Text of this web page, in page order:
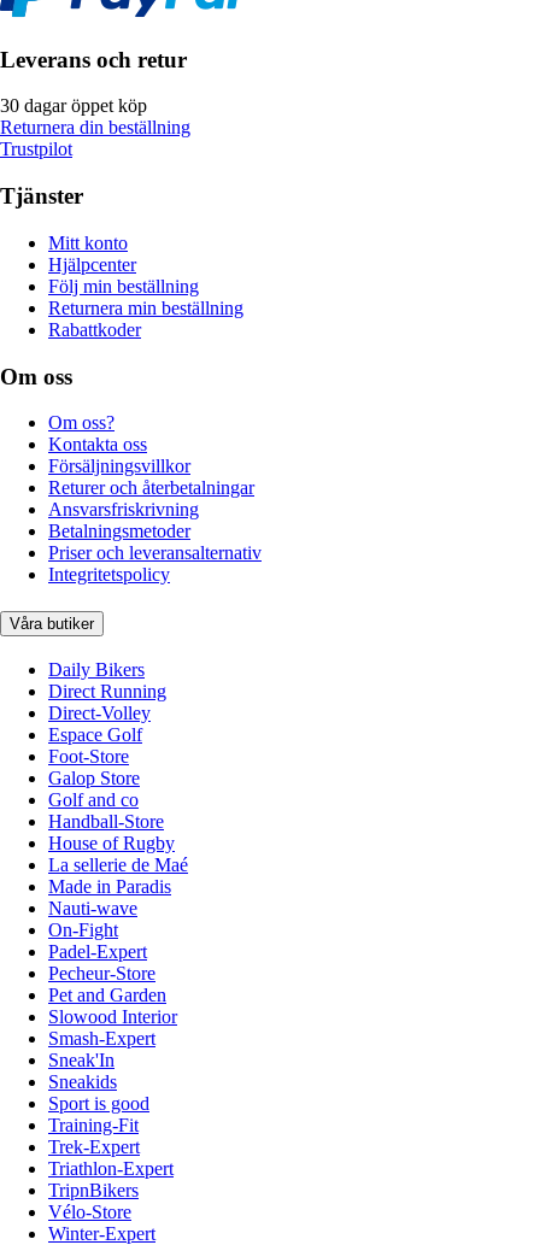
Leverans och retur
30 dagar öppet köp
Returnera din beställning
Trustpilot
Tjänster
Mitt konto
Hjälpcenter
Följ min beställning
Returnera min beställning
Rabattkoder
Om oss
Om oss?
Kontakta oss
Försäljningsvillkor
Returer och återbetalningar
Ansvarsfriskrivning
Betalningsmetoder
Priser och leveransalternativ
Integritetspolicy
Våra butiker
Daily Bikers
Direct Running
Direct-Volley
Espace Golf
Foot-Store
Galop Store
Golf and co
Handball-Store
House of Rugby
La sellerie de Maé
Made in Paradis
Nauti-wave
On-Fight
Padel-Expert
Pecheur-Store
Pet and Garden
Slowood Interior
Smash-Expert
Sneak'In
Sneakids
Sport is good
Training-Fit
Trek-Expert
Triathlon-Expert
TripnBikers
Vélo-Store
Winter-Expert